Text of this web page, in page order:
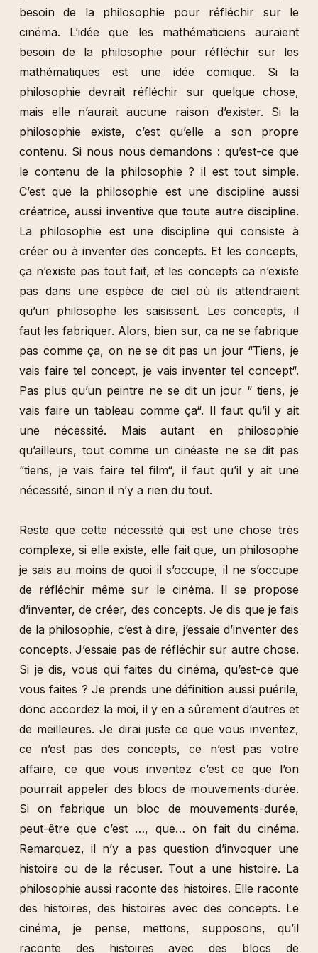
besoin de la philosophie pour réfléchir sur le
cinéma. L’idée que les mathématiciens auraient
besoin de la philosophie pour réfléchir sur les
mathématiques est une idée comique. Si la
philosophie devrait réfléchir sur quelque chose,
mais elle n’aurait aucune raison d’exister. Si la
philosophie existe, c’est qu’elle a son propre
contenu. Si nous nous demandons : qu’est-ce que
le contenu de la philosophie ? il est tout simple.
C’est que la philosophie est une discipline aussi
créatrice, aussi inventive que toute autre discipline.
La philosophie est une discipline qui consiste à
créer ou à inventer des concepts. Et les concepts,
ça n’existe pas tout fait, et les concepts ca n’existe
pas dans une espèce de ciel où ils attendraient
qu’un philosophe les saisissent. Les concepts, il
faut les fabriquer. Alors, bien sur, ca ne se fabrique
pas comme ça, on ne se dit pas un jour “Tiens, je
vais faire tel concept, je vais inventer tel concept“.
Pas plus qu’un peintre ne se dit un jour “ tiens, je
vais faire un tableau comme ça“. Il faut qu’il y ait
une nécessité. Mais autant en philosophie
qu’ailleurs, tout comme un cinéaste ne se dit pas
“tiens, je vais faire tel film“, il faut qu’il y ait une
nécessité, sinon il n’y a rien du tout.
Reste que cette nécessité qui est une chose très
complexe, si elle existe, elle fait que, un philosophe
je sais au moins de quoi il s’occupe, il ne s’occupe
de réfléchir même sur le cinéma. Il se propose
d’inventer, de créer, des concepts. Je dis que je fais
de la philosophie, c’est à dire, j’essaie d’inventer des
concepts. J’essaie pas de réfléchir sur autre chose.
Si je dis, vous qui faites du cinéma, qu’est-ce que
vous faites ? Je prends une définition aussi puérile,
donc accordez la moi, il y en a sûrement d’autres et
de meilleures. Je dirai juste ce que vous inventez,
ce n’est pas des concepts, ce n’est pas votre
affaire, ce que vous inventez c’est ce que l’on
pourrait appeler des blocs de mouvements-durée.
Si on fabrique un bloc de mouvements-durée,
peut-être que c’est …, que… on fait du cinéma.
Remarquez, il n’y a pas question d’invoquer une
histoire ou de la récuser. Tout a une histoire. La
philosophie aussi raconte des histoires. Elle raconte
des histoires, des histoires avec des concepts. Le
cinéma, je pense, mettons, supposons, qu’il
raconte des histoires avec des blocs de